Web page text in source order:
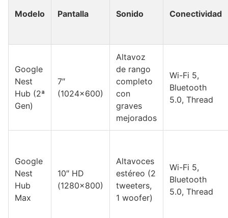
Modelo Pantalla Sonido Conectividad
Google
Nest
Hub (2ª
Gen)
7″
(1024×600)
Altavoz
de rango
completo
con
graves
mejorados
Wi-Fi 5,
Bluetooth
5.0, Thread
Google
Nest
Hub
Max
10″ HD
(1280×800)
Altavoces
estéreo (2
tweeters,
1 woofer)
Wi-Fi 5,
Bluetooth
5.0, Thread